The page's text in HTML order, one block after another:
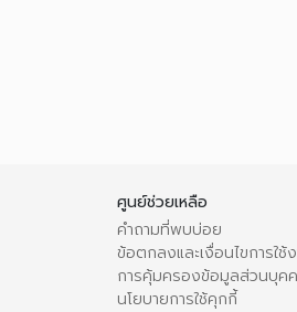
ศูนย์ช่วยเหลือ
คำถามที่พบบ่อย
ข้อตกลงและเงื่อนไขการใช้
การคุ้มครองข้อมูลส่วนบุค
นโยบายการใช้คุกกี้